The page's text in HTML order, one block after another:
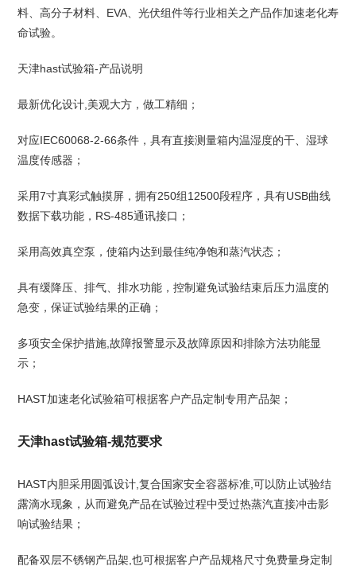
料、高分子材料、EVA、光伏组件等行业相关之产品作加速老化寿
命试验。
天津hast试验箱-产品说明
最新优化设计,美观大方，做工精细；
对应IEC60068-2-66条件，具有直接测量箱内温湿度的干、湿球
温度传感器；
采用7寸真彩式触摸屏，拥有250组12500段程序，具有USB曲线
数据下载功能，RS-485通讯接口；
采用高效真空泵，使箱内达到最佳纯净饱和蒸汽状态；
具有缓降压、排气、排水功能，控制避免试验结束后压力温度的
急变，保证试验结果的正确；
多项安全保护措施,故障报警显示及故障原因和排除方法功能显
示；
HAST加速老化试验箱可根据客户产品定制专用产品架；
天津hast试验箱-规范要求
HAST内胆采用圆弧设计,复合国家安全容器标准,可以防止试验结
露滴水现象，从而避免产品在试验过程中受过热蒸汽直接冲击影
响试验结果；
配备双层不锈钢产品架,也可根据客户产品规格尺寸免费量身定制